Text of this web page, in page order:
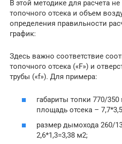
В этой методике для расчета
топочного отсека и объем
определения правильности
график:
Здесь важно соответствие
топочного отсека («F») и
трубы («f»). Для примера:
габариты топки 770/
площадь отсека –
размер дымохода 260/
2,6*1,3=3,38 м2;